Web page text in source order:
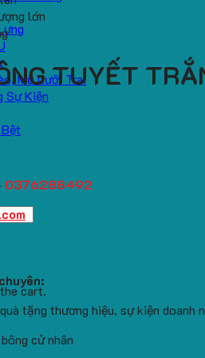
Mũ Lưỡi Trai
Sự Kiện
cart.
TUYẾT
0376288492
tặng thương hiệu, sự kiện doanh
cử nhân